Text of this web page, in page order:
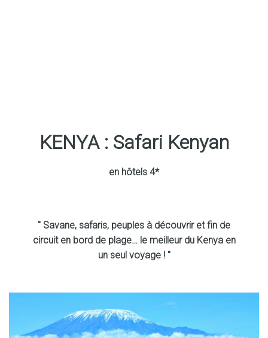
KENYA : Safari Kenyan
en hôtels 4*
" Savane, safaris, peuples à découvrir et fin de
circuit en bord de plage… le meilleur du Kenya en
un seul voyage ! "